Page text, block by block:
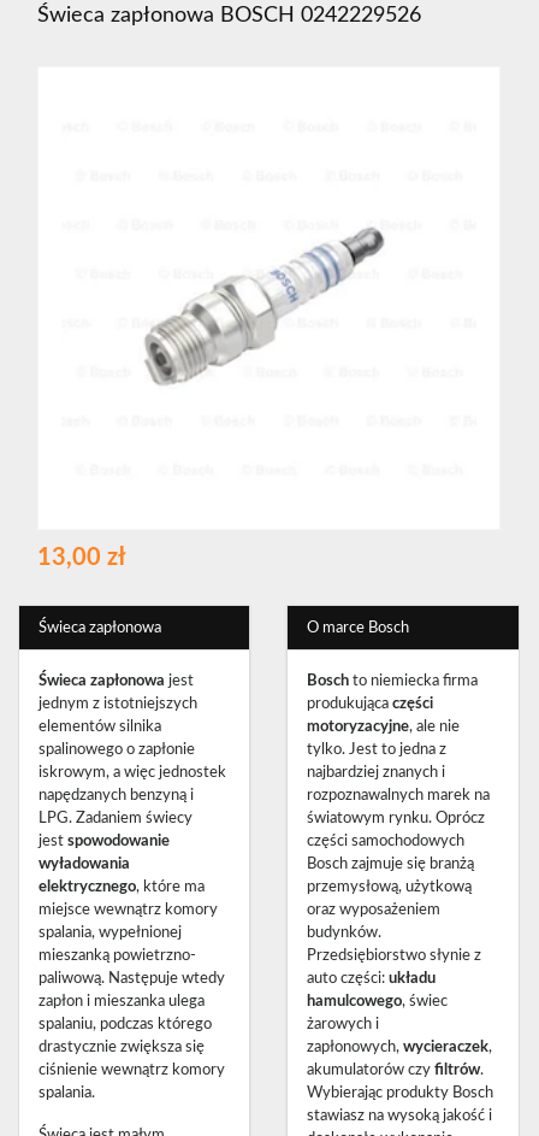
Świeca zapłonowa BOSCH 0242229526
13,00 zł
Świeca zapłonowa
Świeca zapłonowa jest
jednym z istotniejszych
elementów silnika
spalinowego o zapłonie
iskrowym, a więc jednostek
napędzanych benzyną i
LPG. Zadaniem świecy
jest spowodowanie
wyładowania
elektrycznego, które ma
miejsce wewnątrz komory
spalania, wypełnionej
mieszanką powietrzno-
paliwową. Następuje wtedy
zapłon i mieszanka ulega
spalaniu, podczas którego
drastycznie zwiększa się
ciśnienie wewnątrz komory
spalania.
O marce Bosch
Bosch to niemiecka firma
produkującaczęści
motoryzacyjne, ale nie
tylko. Jest to jedna z
najbardziej znanych i
rozpoznawalnych marek na
światowym rynku. Oprócz
części samochodowych
Bosch zajmuje się branżą
przemysłową, użytkową
oraz wyposażeniem
budynków.
Przedsiębiorstwo słynie z
auto części:układu
hamulcowego, świec
żarowych i
zapłonowych,wycieraczek,
akumulatorów czyfiltrów.
Wybierając produkty Bosch
stawiasz na wysoką jakość i